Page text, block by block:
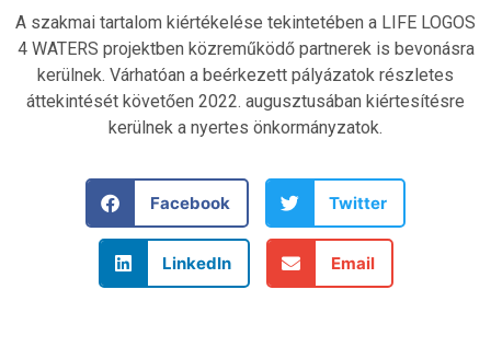
A szakmai tartalom kiértékelése tekintetében a LIFE LOGOS
4 WATERS projektben közreműködő partnerek is bevonásra
kerülnek. Várhatóan a beérkezett pályázatok részletes
áttekintését követően 2022. augusztusában kiértesítésre
kerülnek a nyertes önkormányzatok.
Facebook Twitter
LinkedIn Email